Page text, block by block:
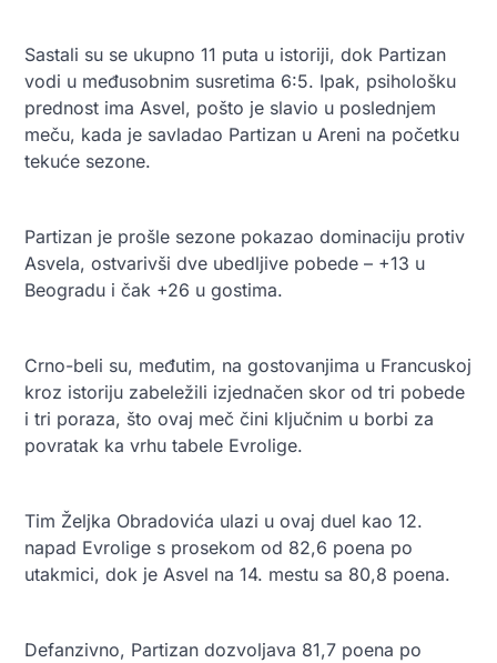
Sastali su se ukupno 11 puta u istoriji, dok Partizan
vodi u međusobnim susretima 6:5. Ipak, psihološku
prednost ima Asvel, pošto je slavio u poslednjem
meču, kada je savladao Partizan u Areni na početku
tekuće sezone.
Partizan je prošle sezone pokazao dominaciju protiv
Asvela, ostvarivši dve ubedljive pobede – +13 u
Beogradu i čak +26 u gostima.
Crno-beli su, međutim, na gostovanjima u Francuskoj
kroz istoriju zabeležili izjednačen skor od tri pobede
i tri poraza, što ovaj meč čini ključnim u borbi za
povratak ka vrhu tabele Evrolige.
Tim Željka Obradovića ulazi u ovaj duel kao 12.
napad Evrolige s prosekom od 82,6 poena po
utakmici, dok je Asvel na 14. mestu sa 80,8 poena.
Defanzivno, Partizan dozvoljava 81,7 poena po